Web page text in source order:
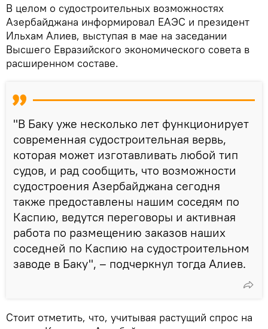
В целом о судостроительных возможностях
Азербайджана информировал ЕАЭС и президент
Ильхам Алиев, выступая в мае на заседании
Высшего Евразийского экономического совета в
расширенном составе.
"В Баку уже несколько лет функционирует
современная судостроительная вервь,
которая может изготавливать любой тип
судов, и рад сообщить, что возможности
судостроения Азербайджана сегодня
также предоставлены нашим соседям по
Каспию, ведутся переговоры и активная
работа по размещению заказов наших
соседней по Каспию на судостроительном
заводе в Баку", – подчеркнул тогда Алиев.
Стоит отметить, что, учитывая растущий спрос на